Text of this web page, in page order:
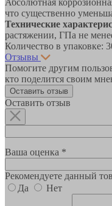
что существенно
Технические
растяжении, ГПа не
Количество в упаковке:
Отзывы
Помогите другим
кто поделится своим
Оставить отзыв
Оставить отзыв
Ваша оценка *
Рекомендуете данный
Да
Нет